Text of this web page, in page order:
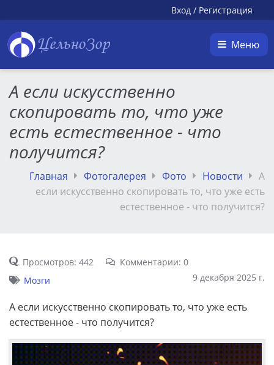
Вход / Регистрация
ЦельноЗор Меню
А если искусственно
скопировать то, что уже
есть естественное - что
получится?
Главная Фотогалерея Фото Новости
А
если искусственно скопировать то, что уже есть
естественное - что получится?
Просмотров: 442
Комментарии: 0
9 декабря 2025 г.
Мозги
А если искусственно скопировать то, что уже есть
естественное - что получится?